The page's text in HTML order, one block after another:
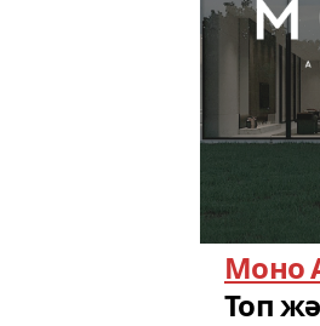
Моно
Топ